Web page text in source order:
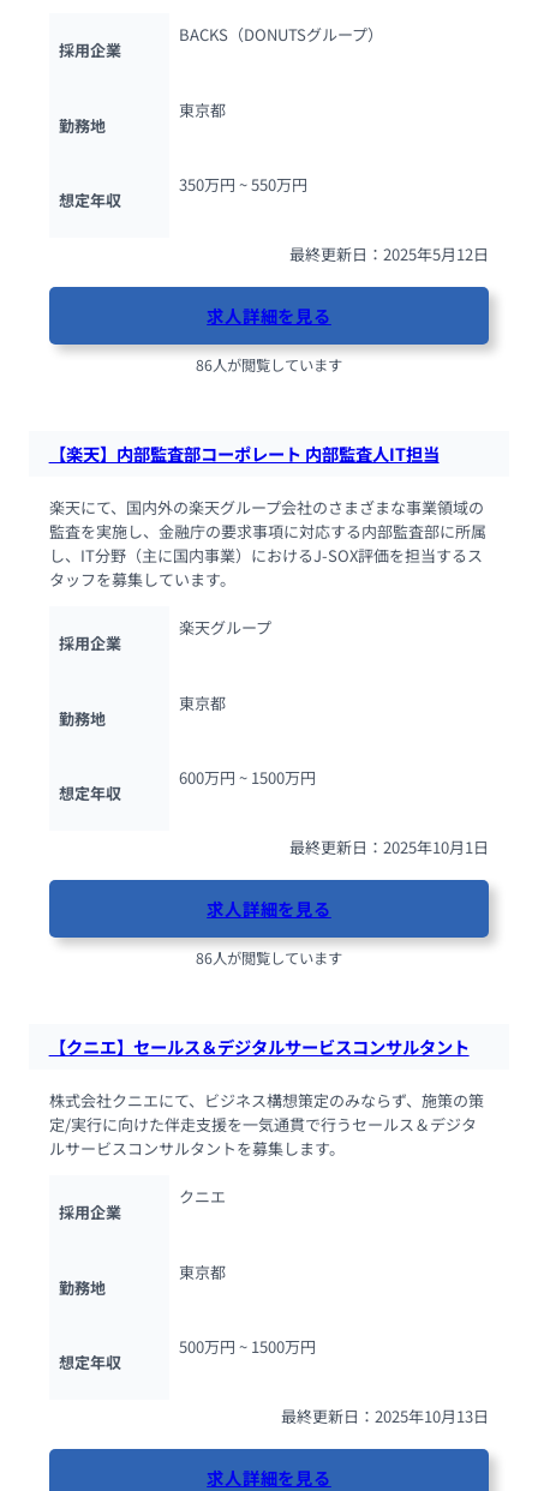
採用企業
BACKS（DONUTSグループ）
勤務地
東京都
想定年収
350万円 ~ 550万円
最終更新日：2025年5月12日
求人詳細を見る
86人が閲覧しています
【楽天】内部監査部コーポレート 内部監査人IT担当
楽天にて、国内外の楽天グループ会社のさまざまな事業領域の
監査を実施し、金融庁の要求事項に対応する内部監査部に所属
し、IT分野（主に国内事業）におけるJ-SOX評価を担当するス
タッフを募集しています。
採用企業
楽天グループ
勤務地
東京都
想定年収
600万円 ~ 1500万円
最終更新日：2025年10月1日
求人詳細を見る
86人が閲覧しています
【クニエ】セールス＆デジタルサービスコンサルタント
株式会社クニエにて、ビジネス構想策定のみならず、施策の策
定/実行に向けた伴走支援を一気通貫で行うセールス＆デジタ
ルサービスコンサルタントを募集します。
採用企業
クニエ
勤務地
東京都
想定年収
500万円 ~ 1500万円
最終更新日：2025年10月13日
求人詳細を見る